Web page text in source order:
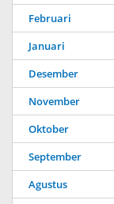
Februari
Januari
Desember
November
Oktober
September
Agustus